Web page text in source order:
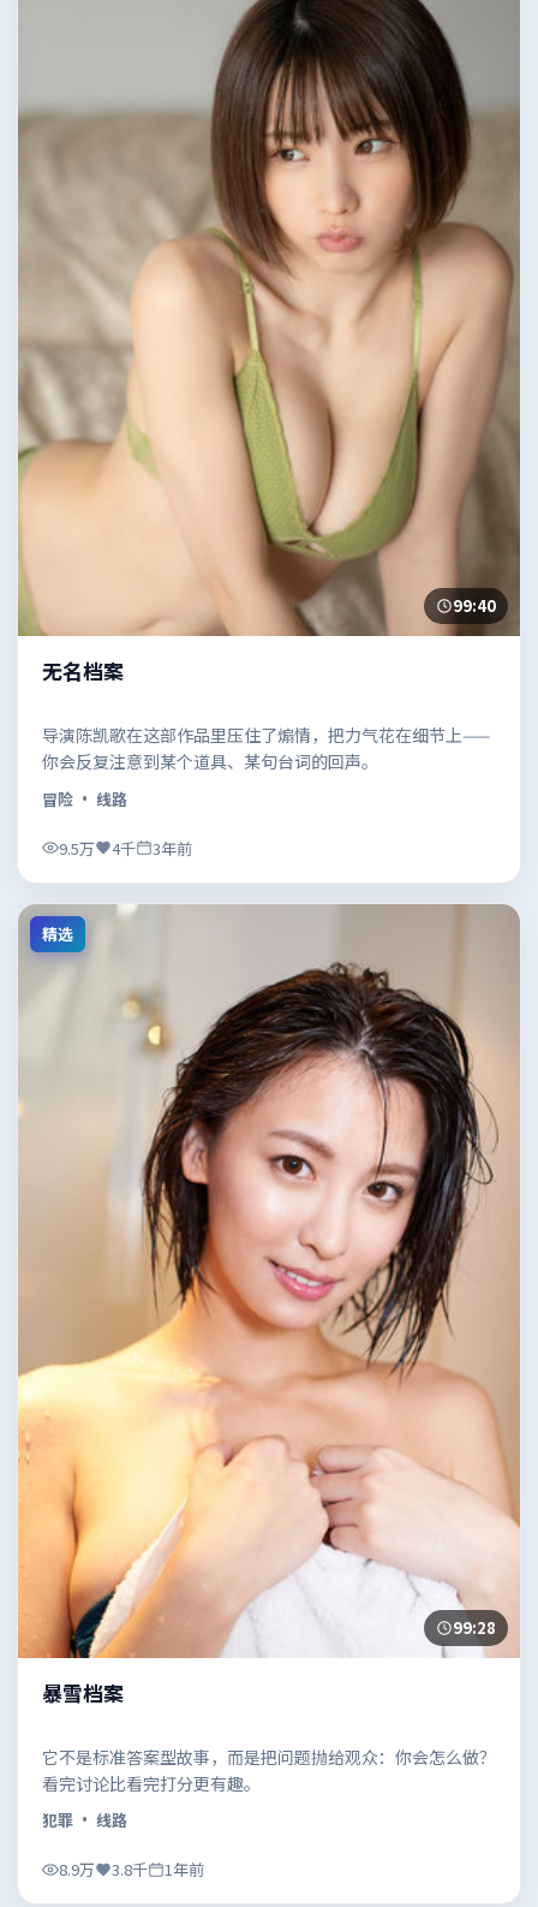
99:40
无名档案
导演陈凯歌在这部作品里压住了煽情，把力气花在细节上——
你会反复注意到某个道具、某句台词的回声。
冒险 · 线路
9.5万 4千 3年前
精选
99:28
暴雪档案
它不是标准答案型故事，而是把问题抛给观众：你会怎么做？
看完讨论比看完打分更有趣。
犯罪 · 线路
8.9万 3.8千 1年前